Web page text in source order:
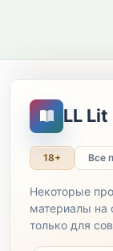
LL Lit
18+ Все
Некоторые
материалы на
только для